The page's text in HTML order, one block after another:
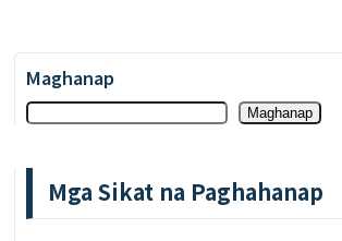
Maghanap
Maghanap
Mga Sikat na Paghahanap